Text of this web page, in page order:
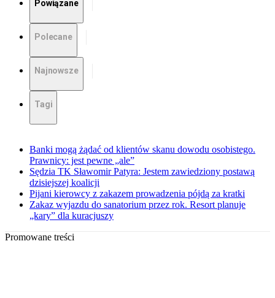
Powiązane
Polecane
Najnowsze
Tagi
Banki mogą żądać od klientów skanu dowodu osobistego.
Prawnicy: jest pewne „ale”
Sędzia TK Sławomir Patyra: Jestem zawiedziony postawą
dzisiejszej koalicji
Pijani kierowcy z zakazem prowadzenia pójdą za kratki
Zakaz wyjazdu do sanatorium przez rok. Resort planuje
„kary” dla kuracjuszy
Promowane treści